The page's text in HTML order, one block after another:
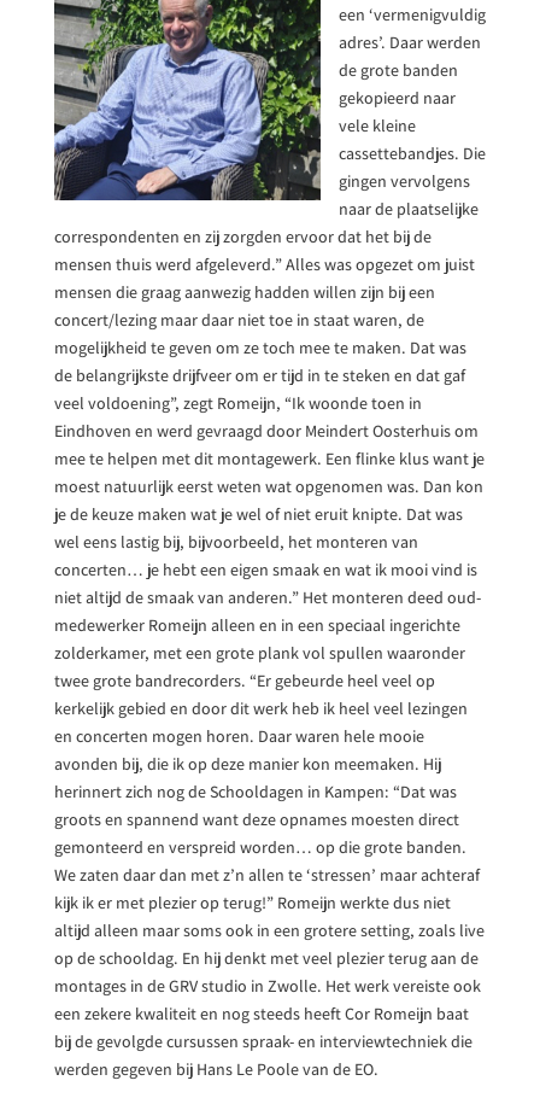
een ‘vermenigvuldig
adres’. Daar werden
de grote banden
gekopieerd naar
vele kleine
cassettebandjes. Die
gingen vervolgens
naar de plaatselijke
correspondenten en zij zorgden ervoor dat het bij de
mensen thuis werd afgeleverd.” Alles was opgezet om juist
mensen die graag aanwezig hadden willen zijn bij een
concert/lezing maar daar niet toe in staat waren, de
mogelijkheid te geven om ze toch mee te maken. Dat was
de belangrijkste drijfveer om er tijd in te steken en dat gaf
veel voldoening”, zegt Romeijn, “Ik woonde toen in
Eindhoven en werd gevraagd door Meindert Oosterhuis om
mee te helpen met dit montagewerk. Een flinke klus want je
moest natuurlijk eerst weten wat opgenomen was. Dan kon
je de keuze maken wat je wel of niet eruit knipte. Dat was
wel eens lastig bij, bijvoorbeeld, het monteren van
concerten… je hebt een eigen smaak en wat ik mooi vind is
niet altijd de smaak van anderen.” Het monteren deed oud-
medewerker Romeijn alleen en in een speciaal ingerichte
zolderkamer, met een grote plank vol spullen waaronder
twee grote bandrecorders. “Er gebeurde heel veel op
kerkelijk gebied en door dit werk heb ik heel veel lezingen
en concerten mogen horen. Daar waren hele mooie
avonden bij, die ik op deze manier kon meemaken. Hij
herinnert zich nog de Schooldagen in Kampen: “Dat was
groots en spannend want deze opnames moesten direct
gemonteerd en verspreid worden… op die grote banden.
We zaten daar dan met z’n allen te ‘stressen’ maar achteraf
kijk ik er met plezier op terug!” Romeijn werkte dus niet
altijd alleen maar soms ook in een grotere setting, zoals live
op de schooldag. En hij denkt met veel plezier terug aan de
montages in de GRV studio in Zwolle. Het werk vereiste ook
een zekere kwaliteit en nog steeds heeft Cor Romeijn baat
bij de gevolgde cursussen spraak- en interviewtechniek die
werden gegeven bij Hans Le Poole van de EO.